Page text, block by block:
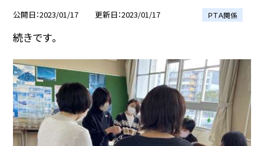
公開日 2023/01/17 更新日 2023/01/17 ＰＴＡ関係
続きです。